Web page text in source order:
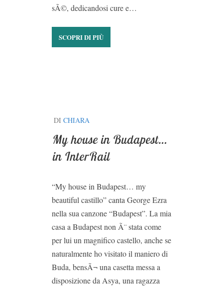
sÃ©, dedicandosi cure e…
SCOPRI DI PIÙ
DI CHIARA
My house in Budapest…
in InterRail
“My house in Budapest… my
beautiful castillo” canta George Ezra
nella sua canzone “Budapest”. La mia
casa a Budapest non Ã¨ stata come
per lui un magnifico castello, anche se
naturalmente ho visitato il maniero di
Buda, bensÃ¬ una casetta messa a
disposizione da Asya, una ragazza